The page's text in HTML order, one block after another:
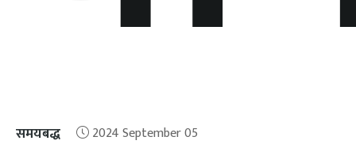
समयबद्ध 2024 September 05